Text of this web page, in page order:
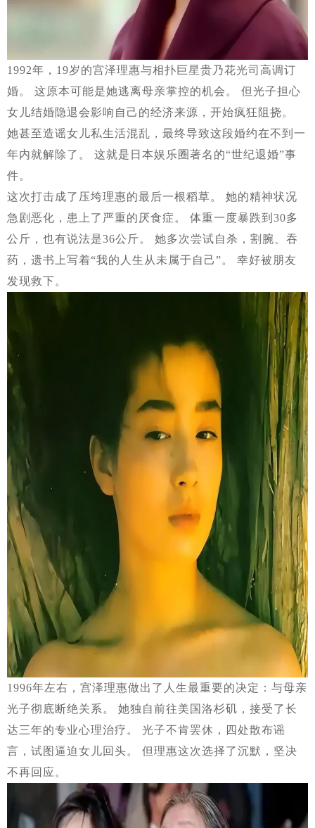
1992年，19岁的宫泽理惠与相扑巨星贵乃花光司高调订
婚。 这原本可能是她逃离母亲掌控的机会。 但光子担心
女儿结婚隐退会影响自己的经济来源，开始疯狂阻挠。
她甚至造谣女儿私生活混乱，最终导致这段婚约在不到一
年内就解除了。 这就是日本娱乐圈著名的“世纪退婚”事
件。
这次打击成了压垮理惠的最后一根稻草。 她的精神状况
急剧恶化，患上了严重的厌食症。 体重一度暴跌到30多
公斤，也有说法是36公斤。 她多次尝试自杀，割腕、吞
药，遗书上写着“我的人生从未属于自己”。 幸好被朋友
发现救下。
1996年左右，宫泽理惠做出了人生最重要的决定：与母亲
光子彻底断绝关系。 她独自前往美国洛杉矶，接受了长
达三年的专业心理治疗。 光子不肯罢休，四处散布谣
言，试图逼迫女儿回头。 但理惠这次选择了沉默，坚决
不再回应。